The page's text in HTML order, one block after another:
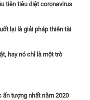
tiên tiêu diệt coronavirus
lại là giải pháp thiên tài
hay nó chỉ là một trò
tượng nhất năm 2020